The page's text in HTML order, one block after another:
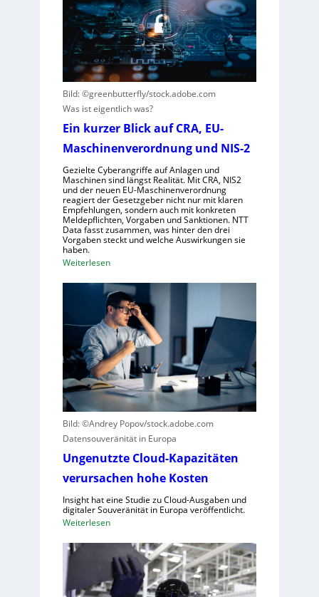
n
s
V
i
s
i
e
r
n
e
m
e
n
e
r
e
n
t
s
t
e
h
t
s
c
h
e
G
e
l
s
c
h
a
f
f
ü
r
R
o
o
t
i
k
e
r
ü
d
e
Bild: ©greenbutterfly/stock.adobe.com
Was ist eigentlich was?
Ein kurzer Blick auf CRA, EU-
Maschinenverordnung und NIS-2
Gezielte Cyberangriffe auf Anlagen und
Maschinen sind längst Realität. Mit CRA, NIS2
und der neuen EU-Maschinenverordnung
reagiert der Gesetzgeber nicht nur mit klaren
Empfehlungen, sondern auch mit konkreten
Meldepflichten, Vorgaben und Sanktionen. NTT
Data fasst zusammen, was hinter den drei
Vorgaben steckt und welche Auswirkungen sie
haben.
Weiterlesen:
i
n
k
u
r
z
e
r
B
l
i
c
k
a
u
f
R
A
E
Bild: ©Andrey Popov/stock.adobe.com
Datensouveränität in Europa
Ungenutzte Cloud-Kapazitäten
verursachen hohe Kosten
Insight hat eine Studie zu Cloud-Ausgaben und
digitaler Souveränität in Europa veröffentlicht.
Weiterlesen:
e